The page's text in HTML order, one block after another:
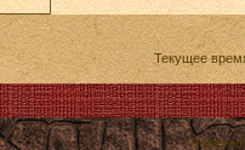
Текущее
Powered